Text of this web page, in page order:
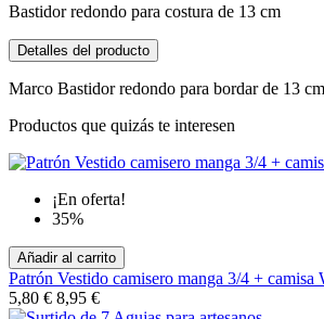
Bastidor redondo para costura de 13 cm
Detalles del producto
Marco Bastidor redondo para bordar de 13
Productos que quizás te interesen
¡En oferta!
35%
Añadir al carrito
Patrón Vestido camisero manga 3/4 + camisa
5,80 € 8,95 €